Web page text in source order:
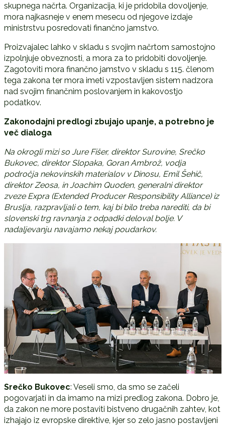
skupnega načrta. Organizacija, ki je pridobila dovoljenje,
mora najkasneje v enem mesecu od njegove izdaje
ministrstvu posredovati finančno jamstvo.
Proizvajalec lahko v skladu s svojim načrtom samostojno
izpolnjuje obveznosti, a mora za to pridobiti dovoljenje.
Zagotoviti mora finančno jamstvo v skladu s 115. členom
tega zakona ter mora imeti vzpostavljen sistem nadzora
nad svojim finančnim poslovanjem in kakovostjo
podatkov.
Zakonodajni predlogi zbujajo upanje, a potrebno je
več dialoga
Na okrogli mizi so Jure Fišer, direktor Surovine, Srečko
Bukovec, direktor Slopaka, Goran Ambrož, vodja
področja nekovinskih materialov v Dinosu, Emil Šehič,
direktor Zeosa, in Joachim Quoden, generalni direktor
zveze Expra (Extended Producer Responsibility Alliance) iz
Bruslja, razpravljali o tem, kaj bi bilo treba narediti, da bi
slovenski trg ravnanja z odpadki deloval bolje. V
nadaljevanju navajamo nekaj poudarkov.
Srečko Bukovec: Veseli smo, da smo se začeli
pogovarjati in da imamo na mizi predlog zakona. Dobro je,
da zakon ne more postaviti bistveno drugačnih zahtev, kot
izhajajo iz evropske direktive, kjer so zelo jasno postavljeni